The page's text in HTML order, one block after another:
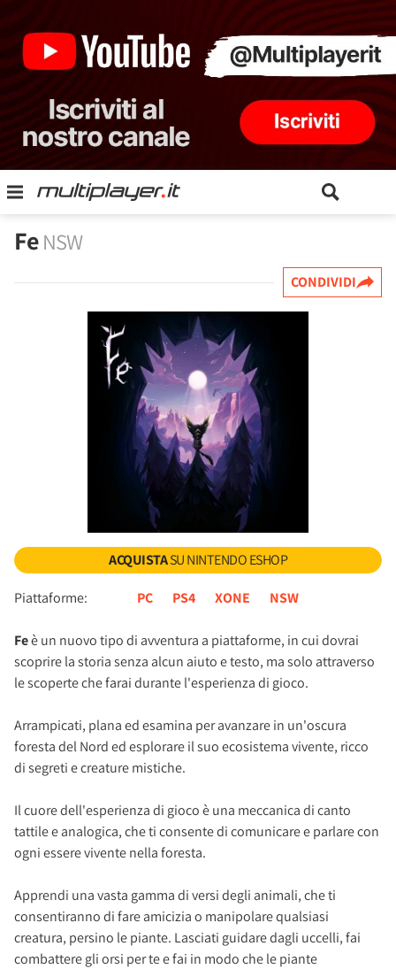
FeNSW
CONDIVIDI
ACQUISTASU NINTENDO ESHOP
Piattaforme: PC PS4 XONE NSW
Feè un nuovo tipo di avventura a piattaforme, in cui dovrai
scoprire la storia senza alcun aiuto e testo, ma solo attraverso
le scoperte che farai durante l'esperienza di gioco.
Arrampicati, plana ed esamina per avanzare in un'oscura
foresta del Nord ed esplorare il suo ecosistema vivente, ricco
di segreti e creature mistiche.
Il cuore dell'esperienza di gioco è una meccanica di canto
tattile e analogica, che ti consente di comunicare e parlare con
ogni essere vivente nella foresta.
Apprendi una vasta gamma di versi degli animali, che ti
consentiranno di fare amicizia o manipolare qualsiasi
creatura, persino le piante. Lasciati guidare dagli uccelli, fai
combattere gli orsi per te e fai in modo che le piante